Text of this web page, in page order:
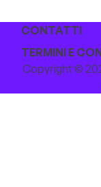
CONTATTI
TERMINI E
Copyright ©